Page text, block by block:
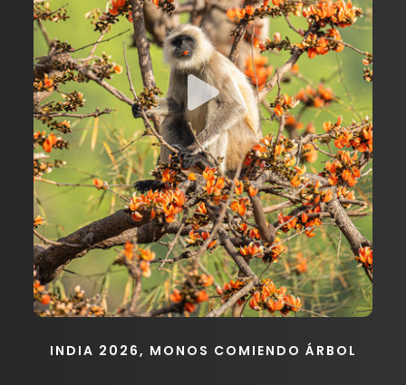
INDIA 2026, MONOS COMIENDO ÁRBOL